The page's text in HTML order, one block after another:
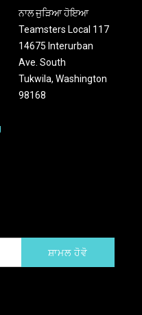
ਨਾਲ ਜੁੜਿਆ ਹੋਇਆ
Teamsters Local 117
14675 Interurban
Ave. South
Tukwila, Washington
98168